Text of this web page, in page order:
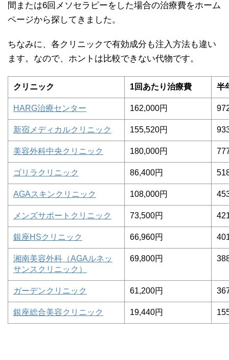
間または6回メソセラピーをした場合の治療費をホーム
ページから探してきました。
ちなみに、各クリニックで有効成分も注入方法も違い
ます。なので、ホントは比較できない代物です。
クリニック 1回あたり治療費 半
HARG治療センター 162,000円
新宿メディカルクリニック 155,520円
美容外科中央クリニック 180,000円
ゴリラクリニック 86,400円
AGAスキンクリニック 108,000円
メンズサポートクリニック 73,500円
銀座HSクリニック 66,960円
湘南美容外科（AGAルネッ
サンスクリニック）
69,800円
ガーデンクリニック 61,200円
銀座総合美容クリニック 19,440円